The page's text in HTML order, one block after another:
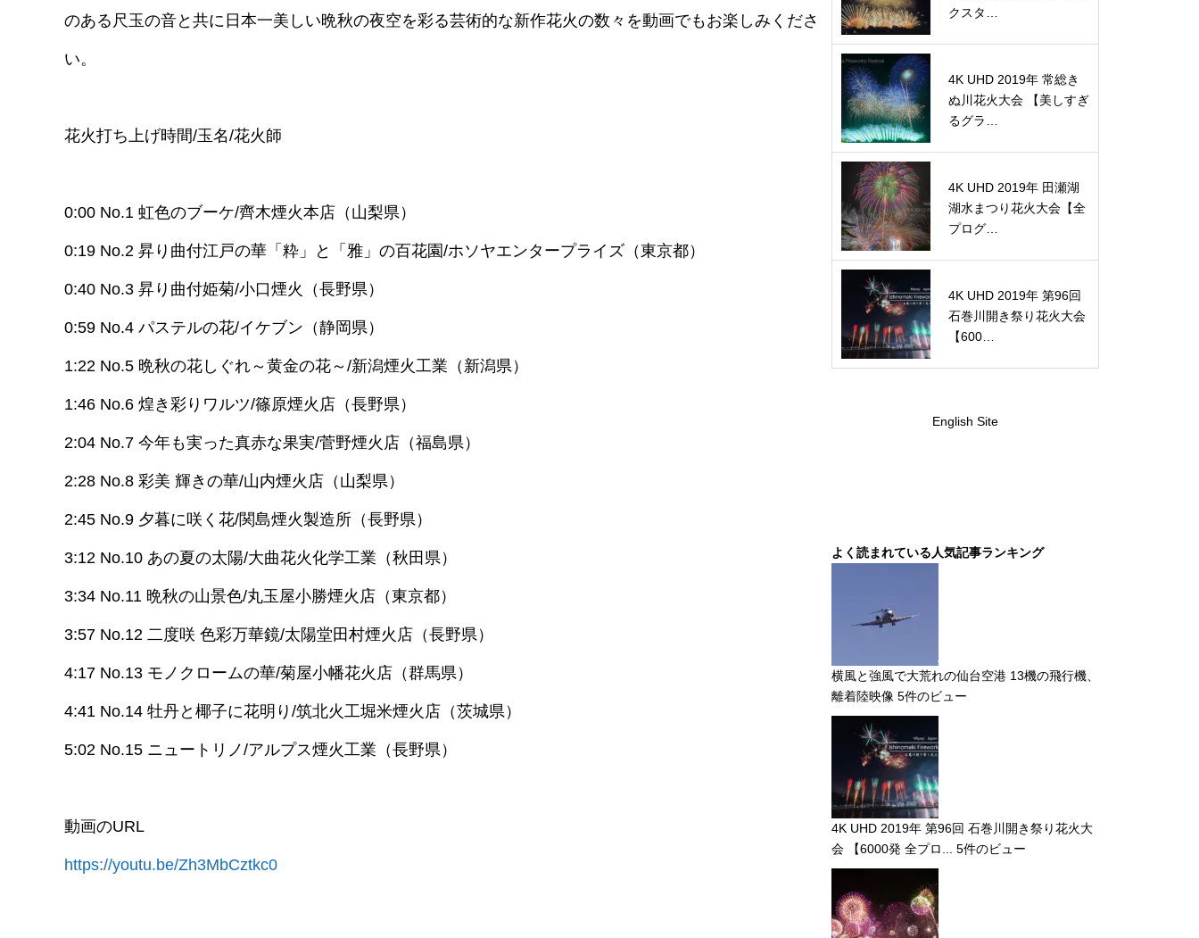
のある尺玉の音と共に日本一美しい晩秋の夜空を彩る芸術的な新作花火の数々を動画でもお楽しみくださ
い。
花火打ち上げ時間/玉名/花火師
0:00 No.1 虹色のブーケ/齊木煙火本店（山梨県）
0:19 No.2 昇り曲付江戸の華「粋」と「雅」の百花園/ホソヤエンタープライズ（東京都）
0:40 No.3 昇り曲付姫菊/小口煙火（長野県）
0:59 No.4 パステルの花/イケブン（静岡県）
1:22 No.5 晩秋の花しぐれ～黄金の花～/新潟煙火工業（新潟県）
1:46 No.6 煌き彩りワルツ/篠原煙火店（長野県）
2:04 No.7 今年も実った真赤な果実/菅野煙火店（福島県）
2:28 No.8 彩美 輝きの華/山内煙火店（山梨県）
2:45 No.9 夕暮に咲く花/関島煙火製造所（長野県）
3:12 No.10 あの夏の太陽/大曲花火化学工業（秋田県）
3:34 No.11 晩秋の山景色/丸玉屋小勝煙火店（東京都）
3:57 No.12 二度咲 色彩万華鏡/太陽堂田村煙火店（長野県）
4:17 No.13 モノクロームの華/菊屋小幡花火店（群馬県）
4:41 No.14 牡丹と椰子に花明り/筑北火工堀米煙火店（茨城県）
5:02 No.15 ニュートリノ/アルプス煙火工業（長野県）
動画のURL
https://youtu.be/Zh3MbCztkc0
クスタ…
4K UHD 2019年 常総き
ぬ川花火大会 【美しすぎ
るグラ…
4K UHD 2019年 田瀬湖
湖水まつり花火大会【全
プログ…
4K UHD 2019年 第96回
石巻川開き祭り花火大会
【600…
English Site
よく読まれている人気記事ランキング
横風と強風で大荒れの仙台空港 13機の飛行機、
離着陸映像 5件のビュー
4K UHD 2019年 第96回 石巻川開き祭り花火大
会 【6000発 全プロ...
5件のビュー